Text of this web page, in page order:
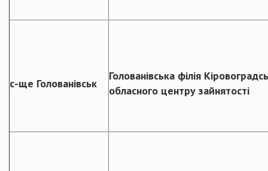
с-ще Голованівськ
Голованівська філія
обласного центру зайнятості